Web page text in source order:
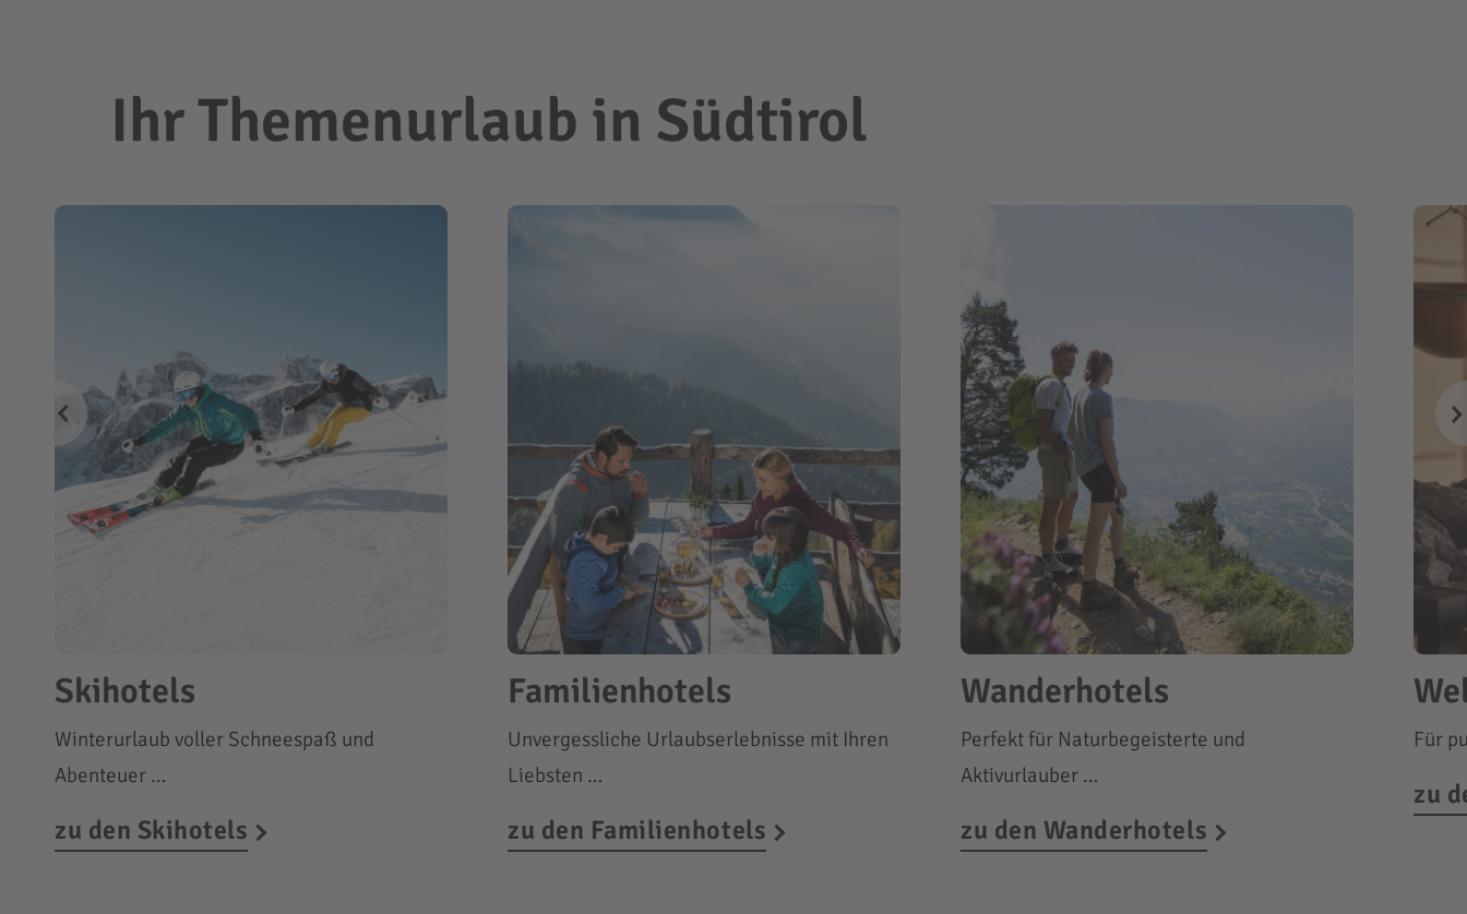
Ihr Themenurlaub in Südtirol
Skihotels
Winterurlaub voller Schneespaß und
Abenteuer …
zu den Skihotels
Familienhotels
Unvergessliche Urlaubserlebnisse mit Ihren
Liebsten …
zu den Familienhotels
Wanderhotels
Perfekt für Naturbegeisterte und
Aktivurlauber …
zu den Wanderhotels
Für
zu